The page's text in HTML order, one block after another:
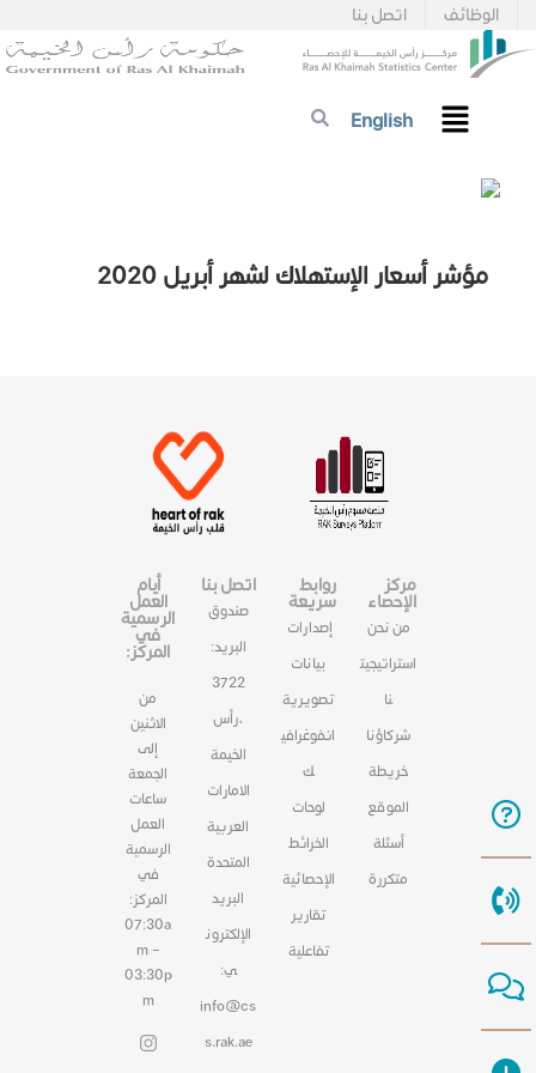
اتصل بنا الوظائف
English
مؤشر أسعار الإستهلاك لشهر أبريل 2020
مركز
الإحصاء
من نحن
استراتيجيت
نا
شركاؤنا
خريطة
الموقع
أسئلة
متكررة
روابط
سريعة
إصدارات
بيانات
تصويرية
انفوغرافي
ك
لوحات
الخرائط
الإحصائية
تقارير
تفاعلية
اتصل بنا
صندوق
البريد:
3722
،رأس
الخيمة
الامارات
العربية
المتحدة
البريد
الإلكترون
ي:
info@cs
s.rak.ae
أيام
العمل
الرسمية
في
المركز:
من
الاثنين
إلى
الجمعة
ساعات
العمل
الرسمية
في
المركز:
07:30a
m –
03:30p
m